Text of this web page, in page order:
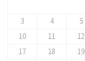
3
4 5
10
11 12
17
18 19